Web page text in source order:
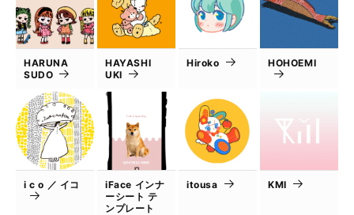
HARUNA
SUDO
HAYASHI
UKI
Hiroko HOHOEMI
i c o ／ イコ
iFace インナ
ーシート テ
ンプレート
itousa KMI